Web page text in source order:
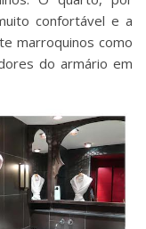
confortável e a
marroquinos como
do armário em